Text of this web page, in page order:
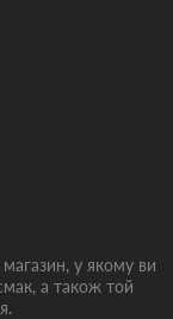
у якому ви
а також той